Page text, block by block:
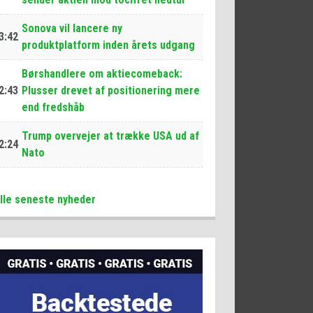
Sonova vil lancere ny
produktplatform inden årets udgang
Børshandlere om aktiecomeback:
Plusser drevet af positionering mere
end fredshåb
Trump overvejer at trække USA ud af
Nato
seneste nyheder